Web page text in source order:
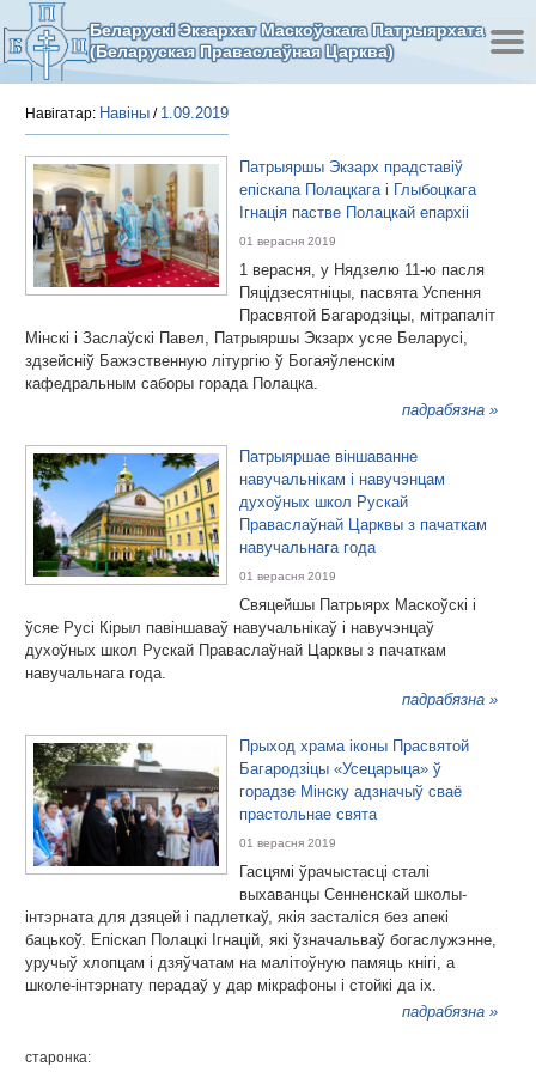
Беларускі Экзархат Маскоўскага Патрыярхата
(Беларуская Праваслаўная Царква)
Навігатар: Навіны / 1.09.2019
Патрыяршы Экзарх прадставіў
епіскапа Полацкага і Глыбоцкага
Ігнація пастве Полацкай епархіі
01 верасня 2019
1 верасня, у Нядзелю 11-ю пасля
Пяцідзесятніцы, пасвята Успення
Прасвятой Багародзіцы, мітрапаліт
Мінскі і Заслаўскі Павел, Патрыяршы Экзарх усяе Беларусі,
здзейсніў Бажэственную літургію ў Богаяўленскім
кафедральным саборы горада Полацка.
падрабязна »
Патрыяршае віншаванне
навучальнікам і навучэнцам
духоўных школ Рускай
Праваслаўнай Царквы з пачаткам
навучальнага года
01 верасня 2019
Свяцейшы Патрыярх Маскоўскі і
ўсяе Русі Кірыл павіншаваў навучальнікаў і навучэнцаў
духоўных школ Рускай Праваслаўнай Царквы з пачаткам
навучальнага года.
падрабязна »
Прыход храма іконы Прасвятой
Багародзіцы «Усецарыца» ў
горадзе Мінску адзначыў сваё
прастольнае свята
01 верасня 2019
Гасцямі ўрачыстасці сталі
выхаванцы Сенненскай школы-
інтэрната для дзяцей і падлеткаў, якія засталіся без апекі
бацькоў. Епіскап Полацкі Ігнацій, які ўзначальваў богаслужэнне,
уручыў хлопцам і дзяўчатам на малітоўную памяць кнігі, а
школе-інтэрнату перадаў у дар мікрафоны і стойкі да іх.
падрабязна »
старонка: